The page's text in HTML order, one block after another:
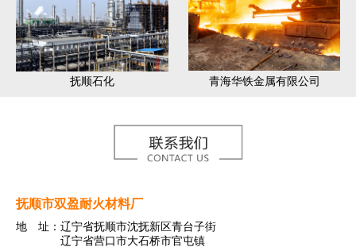
抚顺石化 青海华铁金属有限公司
抚顺市双盈耐火材料厂
地 址：辽宁省抚顺市沈抚新区青台子街
辽宁省营口市大石桥市官屯镇